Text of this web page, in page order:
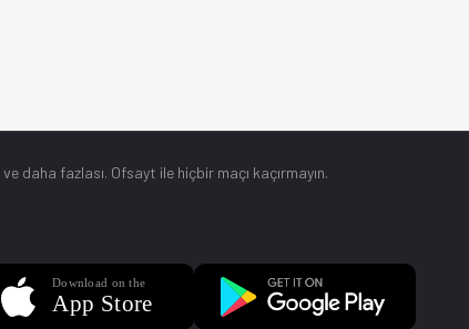
daha fazlası. Ofsayt ile hiçbir maçı kaçırmayın.